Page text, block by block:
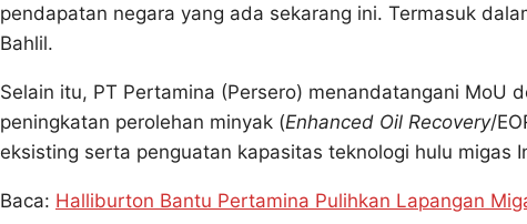
pendapatan negara yang ada sekarang ini. Termasuk
Bahlil.
Selain itu, PT Pertamina (Persero) menandatangani MoU
peningkatan perolehan minyak (Enhanced Oil Recovery/
eksisting serta penguatan kapasitas teknologi hulu migas
Baca: Halliburton Bantu Pertamina Pulihkan Lapangan